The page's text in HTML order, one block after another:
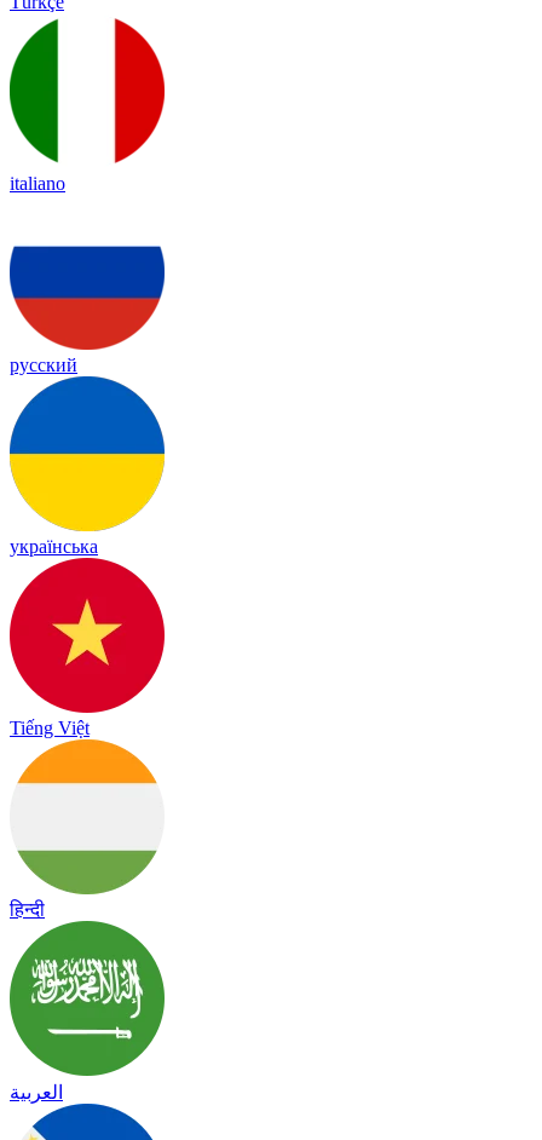
italiano
русский
українська
Tiếng Việt
हिन्दी
العربية